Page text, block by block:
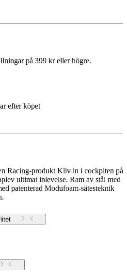
på 399 kr eller högre.
efter köpet
Racing-produkt Kliv in i cockpiten på
ultimat inlevelse. Ram av stål med
patenterad Modufoam-sätesteknik